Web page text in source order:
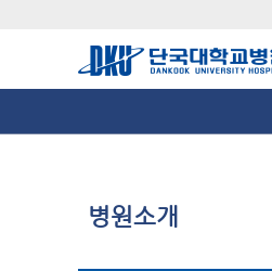
병원소개